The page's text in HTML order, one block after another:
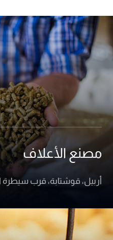
مصنع الأعلاف
أربيل، قوشتابة، قرب سيطرة